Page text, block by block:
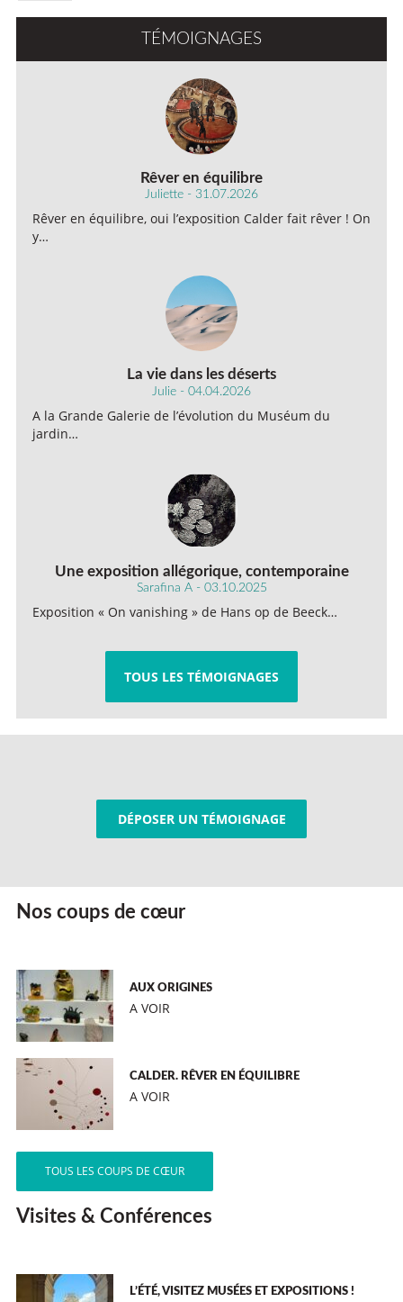
TÉMOIGNAGES
Rêver en équilibre
Juliette - 31.07.2026
Rêver en équilibre, oui l’exposition Calder fait rêver ! On
y…
La vie dans les déserts
Julie - 04.04.2026
A la Grande Galerie de l’évolution du Muséum du
jardin…
Une exposition allégorique, contemporaine
Sarafina A - 03.10.2025
Exposition « On vanishing » de Hans op de Beeck…
TOUS LES TÉMOIGNAGES
DÉPOSER UN TÉMOIGNAGE
Nos coups de cœur
AUX ORIGINES
A VOIR
CALDER. RÊVER EN ÉQUILIBRE
A VOIR
TOUS LES COUPS DE CŒUR
Visites & Conférences
L’ÉTÉ, VISITEZ MUSÉES ET EXPOSITIONS !